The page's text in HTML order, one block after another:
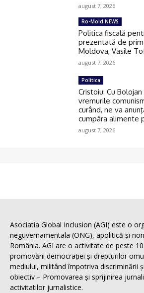
august 7, 2026
Ro-Mold NEWS
Politica fiscală
prezentată de
Moldova, Vasile
august 7, 2026
Politica
Cristoiu: Cu
vremurile
curând, ne va
cumpăra alimente
august 7, 2026
Asociatia Global Inclusion (AGI) este o
neguvernamentala (ONG), apolitică și
România. AGI are o activitate de peste
promovării democrației și drepturilor
mediului, militând împotriva discriminării
obiectiv – Promovarea și sprijinirea
activitatilor jurnalistice.